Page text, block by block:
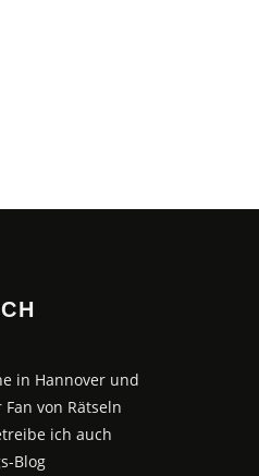
in Hannover und
von Rätseln
ich auch
Blog